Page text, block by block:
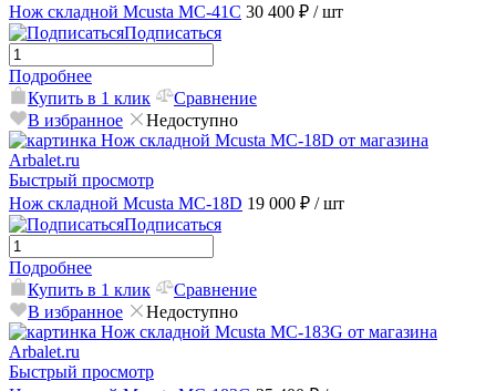
Нож складной Mcusta MC-41С 30 400 ₽ / шт
Подписаться
Подробнее
Купить в 1 клик
Сравнение
В избранное
Недоступно
Быстрый просмотр
Нож складной Mcusta MC-18D 19 000 ₽ / шт
Подписаться
Подробнее
Купить в 1 клик
Сравнение
В избранное
Недоступно
Быстрый просмотр